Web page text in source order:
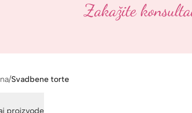
Zakažite
/Svadbene torte
proizvode